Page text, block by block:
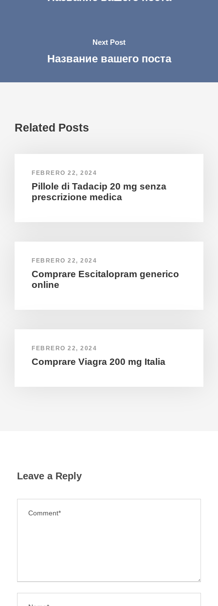
Next Post
Название вашего поста
Related Posts
FEBRERO 22, 2024
Pillole di Tadacip 20 mg senza
prescrizione medica
FEBRERO 22, 2024
Comprare Escitalopram generico
online
FEBRERO 22, 2024
Comprare Viagra 200 mg Italia
Leave a Reply